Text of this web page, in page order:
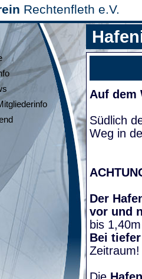
Rechtenfleth e.V.
Auf dem
Südlich
Weg in
Der
vor und
bis
Bei